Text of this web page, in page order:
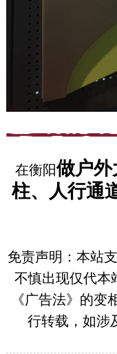
在衡阳做户
柱、人行通
免责声明：本站
不慎出现仅代本
《广告法》的
行转载，如涉